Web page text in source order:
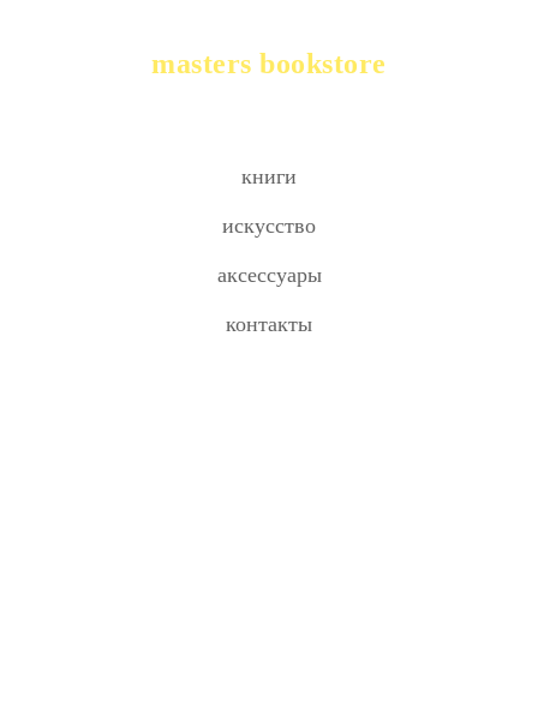
masters bookstore
книги
искусство
аксессуары
контакты